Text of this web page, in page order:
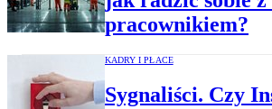
pracownikiem?
KADRY I PŁACE
Sygnaliści. Czy